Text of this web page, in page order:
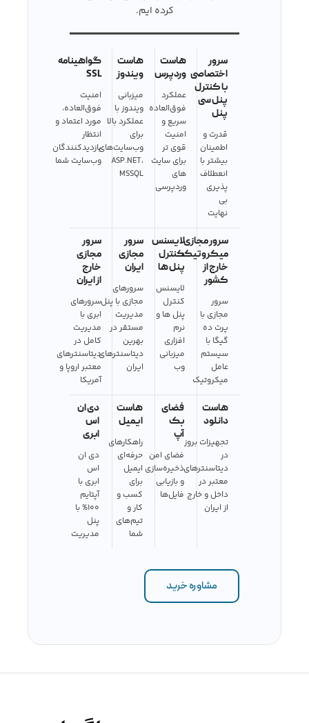
کرده ایم.
سرور
اختصاصی
با کنترل
پنل سی
پنل
قدرت و
اطمینان
بیشتر با
انعطلاف
پذیری
بی
نهایت
هاست
وردپرس
عملکرد
فوق‌العاده
سریع و
امنیت
قوی تر
برای سایت
های
وردپرسی
هاست
ویندوز
میزبانی
ویندوز با
عملکرد بالا
برای
وب‌سایت‌های
ASP.NET،
MSSQL
گواهینامه
SSL
امنیت
فوق‌العاده،
مورد اعتماد و
انتظار
بازدیدکنندگان
وب‌سایت شما
سرور مجازی
میکروتیک
خارج از
کشور
سرور
مجازی با
پرت ده
گیگا با
سیستم
عامل
میکروتیک
لایسنس
کنترل
پنل ها
لایسنس
کنترل
پنل ها و
نرم
افزاری
میزبانی
وب
سرور
مجازی
ایران
سرورهای
مجازی با پنل
مدیریت
مستقر در
بهرین
دیتاسنترهای
ایران
سرور
مجازی
خارج
از ایران
سرورهای
ابری با
مدیریت
کامل در
دیتاسنترهای
معتبر اروپا و
آمریکا
هاست
دانلود
تجهیزات بروز
در
دیتاسنترهای
معتبر در
داخل و خارج
از ایران
فضای
بک
آپ
فضای امن
ذخیره‌سازی
و بازیابی
فایل‌ها
هاست
ایمیل
راهکارهای
حرفه‌ای
ایمیل
برای
کسب و
کار و
تیم‌های
شما
دی ان
اس
ابری
دی ان
اس
ابری با
آپتایم
100% با
پنل
مدیریت
مشاوره خرید